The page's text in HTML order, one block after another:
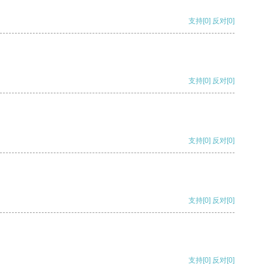
支持[0] 反对[0]
支持[0] 反对[0]
支持[0] 反对[0]
支持[0] 反对[0]
支持[0] 反对[0]